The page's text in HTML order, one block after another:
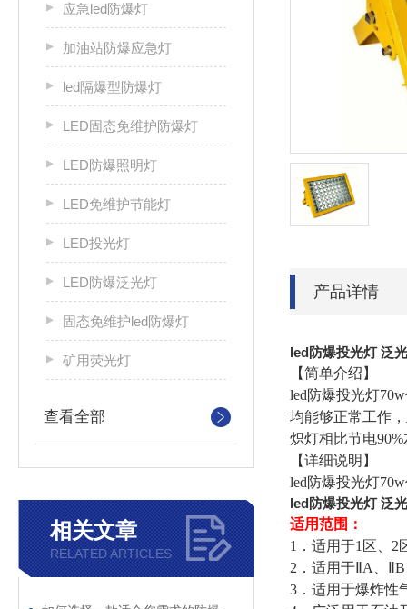
应急led防爆灯
加油站防爆应急灯
led隔爆型防爆灯
LED固态免维护防爆灯
LED防爆照明灯
LED免维护节能灯
LED投光灯
LED防爆泛光灯
固态免维护led防爆灯
矿用荧光灯
查看全部
相关文章
RELATED ARTICLES
产品详情
led防爆投光灯 泛
【简单介绍】
led防爆投光灯
均能够正常工作
炽灯相比节电
【详细说明】
led防爆投光灯
led防爆投光灯 泛
适用范围：
1．适用于1区、2
2．适用于ⅡA、
3．适用于爆炸性